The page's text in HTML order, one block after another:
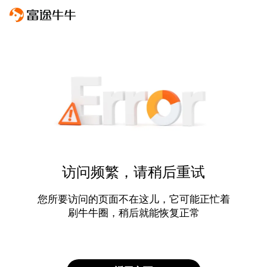
访问频繁，请稍后重试
您所要访问的页面不在这儿，它可能正忙着
刷牛牛圈，稍后就能恢复正常